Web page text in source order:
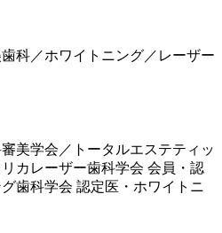
科／ホワイトニング／レーザー
美学会／トータルエステティッ
カレーザー歯科学会 会員・認
歯科学会 認定医・ホワイトニ